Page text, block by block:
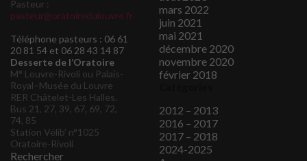
Pasteur :
pasteur@oratoiredulouvre.fr
Téléphone pasteurs : 06 61
20 81 54 et 06 28 43 14 87
Desserte de l’Oratoire
M° Louvre-Rivoli ou Palais-
Royal–Musée du Louvre
RER Châtelet-Les Halles.
Bus 21, 27, 39, 67, 69, 72,
74, 85
Station Vélib’ n°1025
Oratoire-Rivoli
Rechercher
mars 2022
juin 2021
mai 2021
décembre 2020
novembre 2020
février 2018
2012 – 2013
2016 – 2017
2017 – 2018
2024-2025